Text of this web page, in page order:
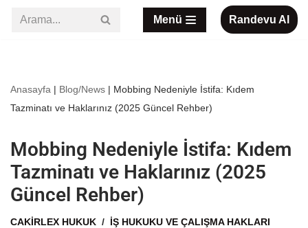
Menü Randevu Al
Anasayfa | Blog/News | Mobbing Nedeniyle İstifa: Kıdem
Tazminatı ve Haklarınız (2025 Güncel Rehber)
Mobbing Nedeniyle İstifa: Kıdem
Tazminatı ve Haklarınız (2025
Güncel Rehber)
CAKIRLEX HUKUK İŞ HUKUKU VE ÇALIŞMA HAKLARI